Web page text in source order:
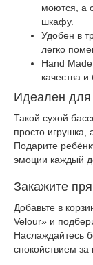
моются, а
шкафу.
Удобен в
легко
Hand
качества и
Идеален для
Такой сухой
просто игрушка,
Подарите
эмоции каждый
Закажите
Добавьте в
Velour» и
Наслаждайтесь
спокойствием